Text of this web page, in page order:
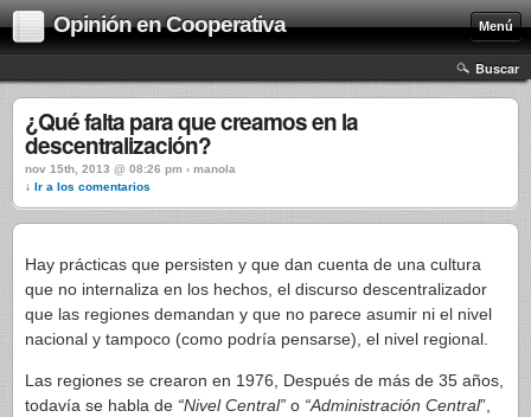
Opinión en Cooperativa Menú
Buscar
¿Qué falta para que creamos en la
descentralización?
nov 15th, 2013 @ 08:26 pm › manola
↓ Ir a los comentarios
Hay prácticas que persisten y que dan cuenta de una cultura
que no internaliza en los hechos, el discurso descentralizador
que las regiones demandan y que no parece asumir ni el nivel
nacional y tampoco (como podría pensarse), el nivel regional.
Las regiones se crearon en 1976, Después de más de 35 años,
todavía se habla de “Nivel Central” o “Administración Central”,